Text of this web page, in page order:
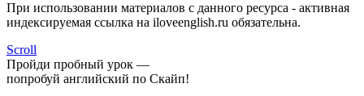
При использовании материалов с данного ресурса - активная
индексируемая ссылка на iloveenglish.ru обязательна.
Scroll
Пройди пробный урок —
попробуй английский по Скайп!